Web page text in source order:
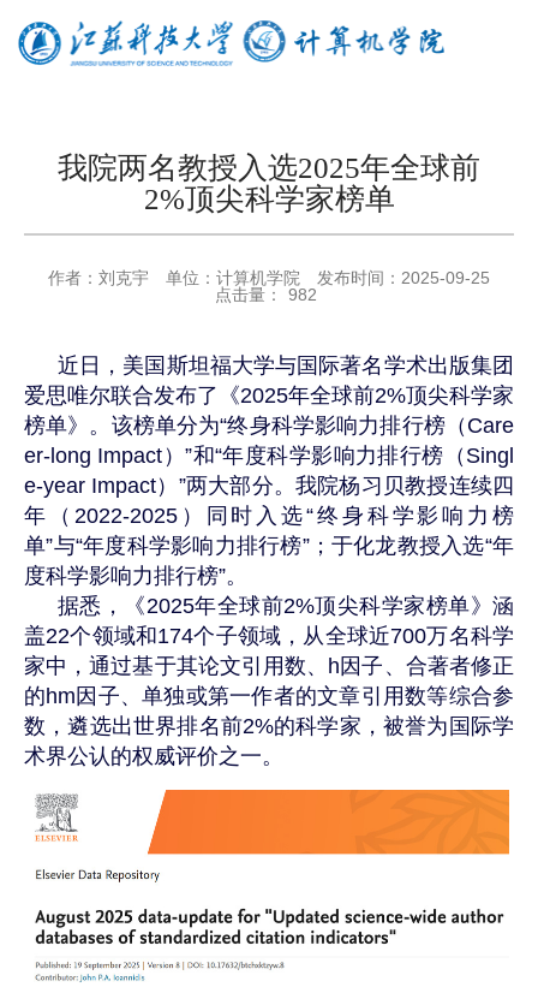
我院两名教授入选2025年全球前
2%顶尖科学家榜单
作者： 刘克宇 单位： 计算机学院 发布时间： 2025-09-25
点击量：
982
近日， 美国 斯坦福大学与国际著名学术出版集团
爱思唯尔联合发布了 《2025年全球前2%顶尖科学家
榜单》。该榜单分为“终身科学影响力排行榜（ Care
er-long Impact ）”和“年度科学影响力排行榜（ Singl
e-year Impact）”两大部分。我院杨习贝教授连续四
年（ 2022-2025）同时入选“终身科学影响力榜
单”与“年度科学影响力排行榜”；于化龙教授入选“年
度科学影响力排行榜”。
据悉，《2025年全球前2%顶尖科学家榜单》涵
盖22个领域和174个子领域，从全球近700万名科学
家中，通过基于其论文引用数、 h 因子、合著者修正
的hm 因子、单独或第一作者的文章引用数等综合参
数，遴选出世界排名前2%的科学家，被誉为国际学
术界公认的权威评价之一。